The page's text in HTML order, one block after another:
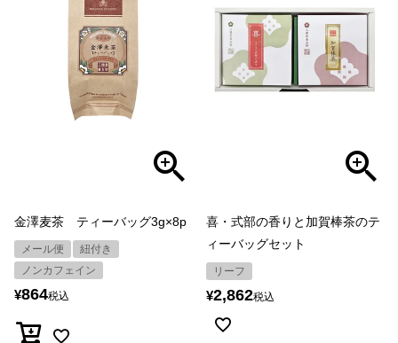
金澤麦茶 ティーバッグ3g×8p
メール便
紐付き
ノンカフェイン
¥864税込
喜・式部の香りと加賀棒茶のテ
ィーバッグセット
リーフ
¥2,862税込